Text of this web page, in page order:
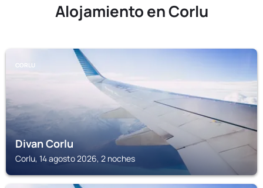
Alojamiento en Corlu
CORLU
Divan Corlu
Corlu, 14 agosto 2026, 2 noches